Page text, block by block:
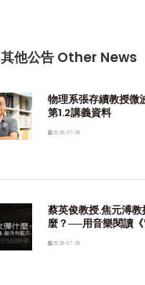
其他公告 Other News
物理系張存續教授微
第1.2講義資料
2026-07-28
蔡英俊教授.焦元溥
麼？──用音樂閱讀《
2026-07-28